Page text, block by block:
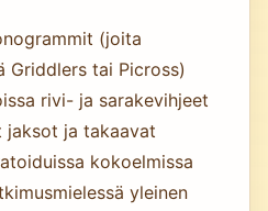
(joita
Griddlers tai Picross)
rivi- ja sarakevihjeet
jaksot ja takaavat
kokoelmissa
yleinen